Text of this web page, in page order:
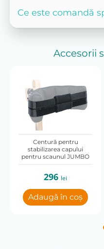
Ce este comandă
Accesorii
Centură pentru
stabilizarea capului
pentru scaunul JUMBO
296 lei
Adaugă în coș